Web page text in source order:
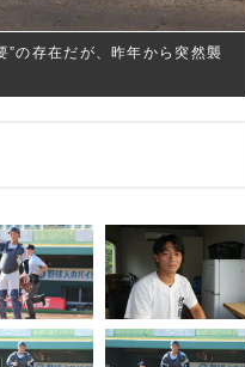
の存在だが、昨年から突然襲